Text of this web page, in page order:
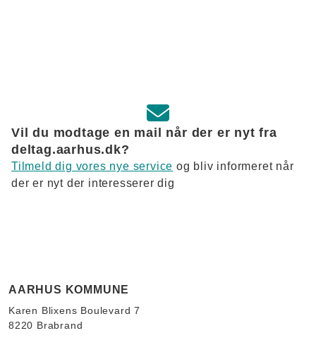
Vil du modtage en mail når der er nyt fra
deltag.aarhus.dk?
Tilmeld dig vores nye service og bliv informeret når
der er nyt der interesserer dig
AARHUS KOMMUNE
Karen Blixens Boulevard 7
8220 Brabrand